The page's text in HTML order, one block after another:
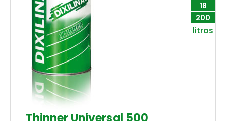
18
200
litros